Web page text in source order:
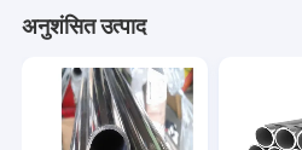
अनुशंसित उत्पाद